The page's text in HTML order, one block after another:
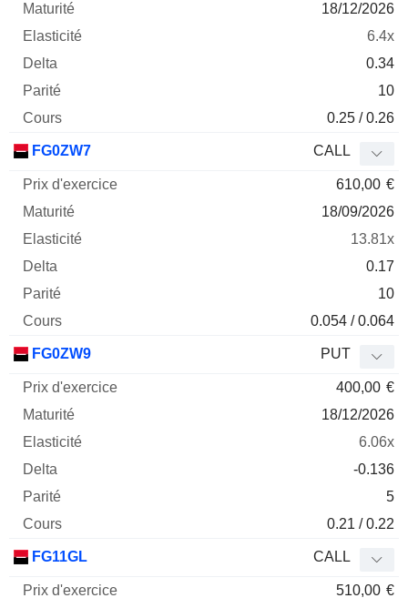
18/12/2026
6.4x
0.34
10
0.25 / 0.26
FG0ZW7 CALL
610,00 €
18/09/2026
13.81x
0.17
10
0.054 / 0.064
FG0ZW9 PUT
400,00 €
18/12/2026
6.06x
-0.136
5
0.21 / 0.22
FG11GL CALL
510,00 €